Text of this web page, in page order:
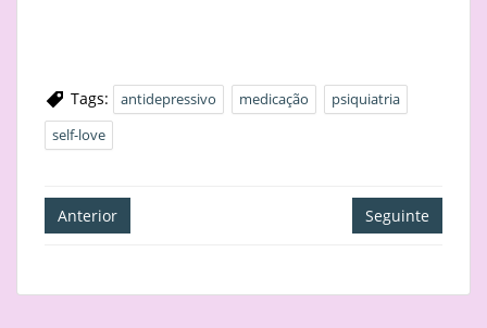
Tags: antidepressivo medicação
psiquiatria
self-love
Navegação
de
Anterior Seguinte